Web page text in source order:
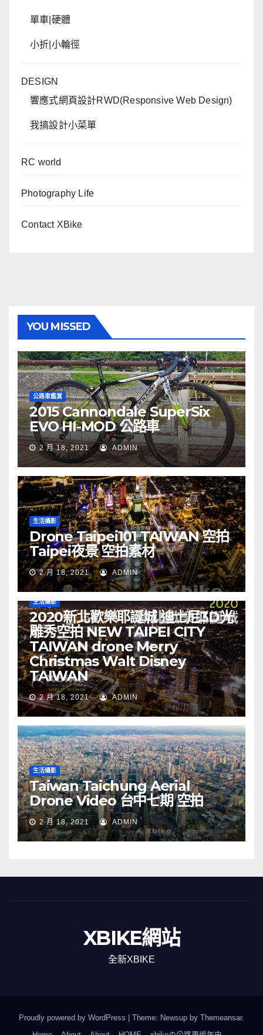
單車|硬體
小折|小輪徑
DESIGN
響應式網頁設計RWD(Responsive Web Design)
我搞設計小菜單
RC world
Photography Life
Contact XBike
YOU MISSED
公路車鑑賞
2015 Cannondale SuperSix
EVO HI-MOD 公路車
2 月 18, 2021 ADMIN
生活攝影
Drone Taipei101 TAIWAN 空拍
Taipei夜景 空拍素材
2 月 18, 2021 ADMIN
生活攝影
2020新北歡樂耶誕城 迪士尼3D光
雕秀空拍 NEW TAIPEI CITY
TAIWAN drone Merry
Christmas Walt Disney
TAIWAN
2 月 18, 2021 ADMIN
生活攝影
Taiwan Taichung Aerial
Drone Video 台中七期 空拍
2 月 18, 2021 ADMIN
XBIKE網站
全新XBIKE
Proudly powered by WordPress Theme: Newsup by Themeansar.